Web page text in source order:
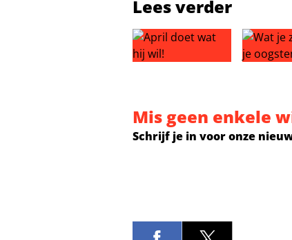
Lees verder
Mis geen enkele
Schrijf je in voor onze